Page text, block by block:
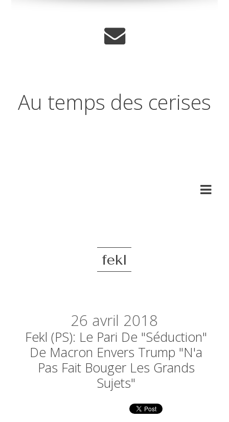
Au temps des cerises
fekl
26 avril 2018
Fekl (PS): Le Pari De "séduction"
De Macron Envers Trump "n'a
Pas Fait Bouger Les Grands
Sujets"